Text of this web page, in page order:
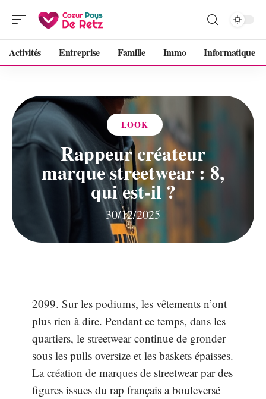
Activités Entreprise Famille Immo Informatique
LOOK
Rappeur créateur
marque streetwear : 8,
qui est-il ?
30/12/2025
2099. Sur les podiums, les vêtements n’ont
plus rien à dire. Pendant ce temps, dans les
quartiers, le streetwear continue de gronder
sous les pulls oversize et les baskets épaisses.
La création de marques de streetwear par des
figures issues du rap français a bouleversé